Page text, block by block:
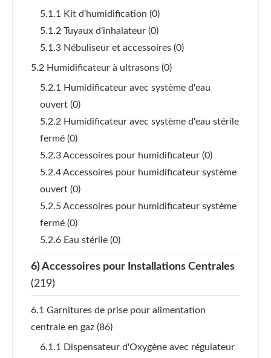
5.1.1 Kit d’humidification (0)
5.1.2 Tuyaux d’inhalateur (0)
5.1.3 Nébuliseur et accessoires (0)
5.2 Humidificateur à ultrasons (0)
5.2.1 Humidificateur avec système d'eau
ouvert (0)
5.2.2 Humidificateur avec système d'eau stérile
fermé (0)
5.2.3 Accessoires pour humidificateur (0)
5.2.4 Accessoires pour humidificateur système
ouvert (0)
5.2.5 Accessoires pour humidificateur système
fermé (0)
5.2.6 Eau stérile (0)
6) Accessoires pour Installations Centrales
(219)
6.1 Garnitures de prise pour alimentation
centrale en gaz (86)
6.1.1 Dispensateur d'Oxygène avec régulateur